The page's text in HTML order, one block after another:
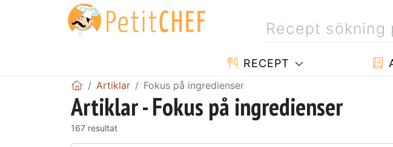
RECEPT
Artiklar Fokus på ingredienser
Artiklar - Fokus på ingredienser
167 resultat